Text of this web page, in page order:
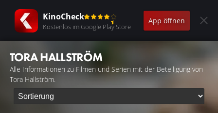
KinoCheck
Kostenlos im Google Play Store
App öffnen
TORA HALLSTRÖM
Alle Informationen zu Filmen und Serien mit der Beteiligung von
Tora Hallström.